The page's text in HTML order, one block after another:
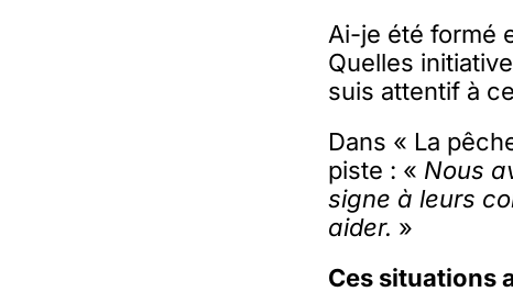
Ai-je été formé
Quelles
suis attentif à
Dans « La
piste : « Nous
signe à leurs
aider. »
Ces situations